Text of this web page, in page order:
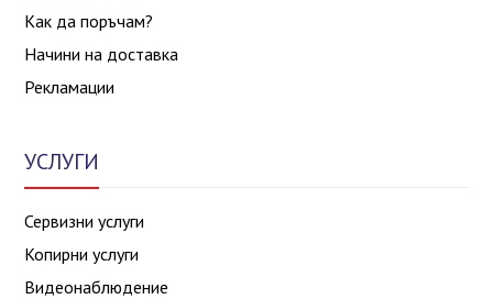
Как да поръчам?
Начини на доставка
Рекламации
УСЛУГИ
Сервизни услуги
Копирни услуги
Видеонаблюдение